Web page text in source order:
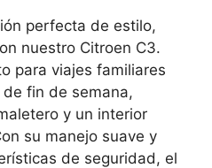
perfecta de estilo,
nuestro Citroen C3.
para viajes familiares
fin de semana,
y un interior
su manejo suave y
de seguridad, el